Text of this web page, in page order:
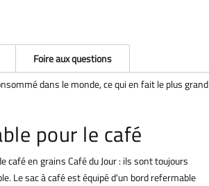
Foire aux questions
dans le monde, ce qui en fait le plus grand
pour le café
café en grains Café du Jour : ils sont toujours
Le sac à café est équipé d'un bord refermable